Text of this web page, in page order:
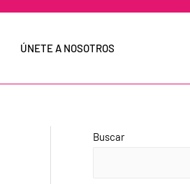
ÚNETE A NOSOTROS
Buscar